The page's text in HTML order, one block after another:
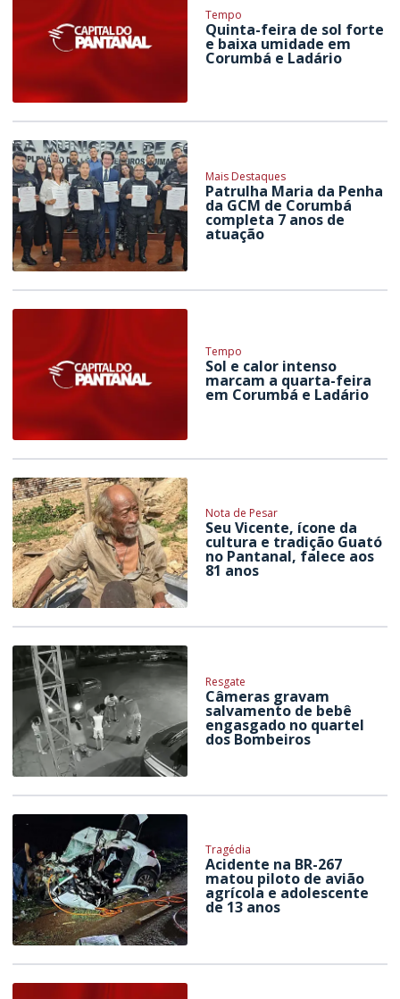
Tempo
Quinta-feira de sol forte
e baixa umidade em
Corumbá e Ladário
Mais Destaques
Patrulha Maria da Penha
da GCM de Corumbá
completa 7 anos de
atuação
Tempo
Sol e calor intenso
marcam a quarta-feira
em Corumbá e Ladário
Nota de Pesar
Seu Vicente, ícone da
cultura e tradição Guató
no Pantanal, falece aos
81 anos
Resgate
Câmeras gravam
salvamento de bebê
engasgado no quartel
dos Bombeiros
Tragédia
Acidente na BR-267
matou piloto de avião
agrícola e adolescente
de 13 anos